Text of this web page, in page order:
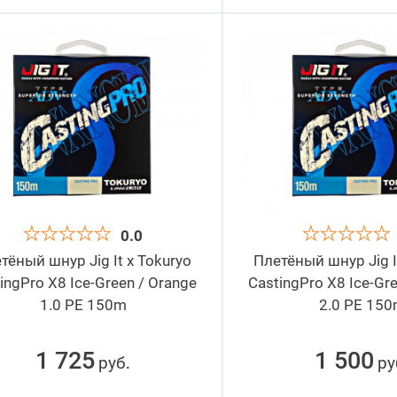
0.0
шнур Jig It x Tokuryo
X8 Ice-Green / Orange
1.0 PE 150m
1 725 руб.
Плетёный шнур Jig
CastingPro X8 Ice-
2.0 PE
1 500